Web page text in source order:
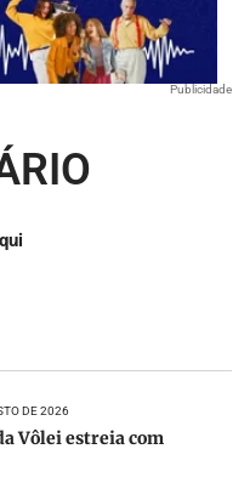
Publicidade
DE 2026
Vôlei estreia com